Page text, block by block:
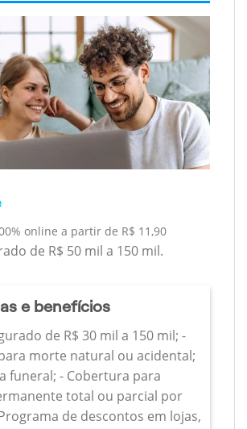
online a partir de R$ 11,90
de R$ 50 mil a 150 mil.
e benefícios
de R$ 30 mil a 150 mil; -
morte natural ou acidental;
funeral; - Cobertura para
total ou parcial por
de descontos em lojas,